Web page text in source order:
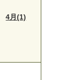
4月(1)